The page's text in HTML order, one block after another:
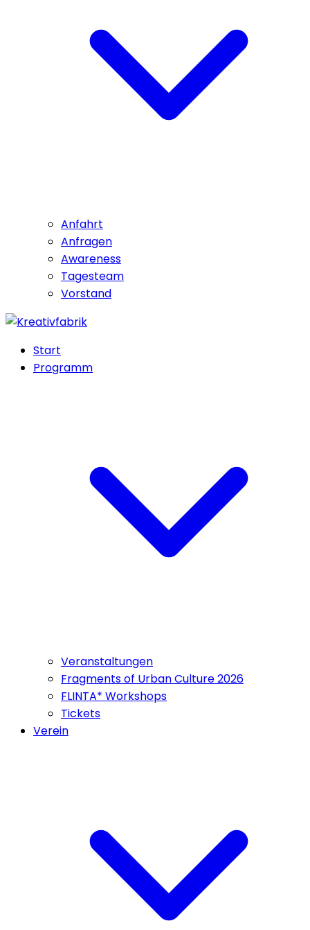
Anfahrt
Anfragen
Awareness
Tagesteam
Vorstand
Start
Programm
Veranstaltungen
Fragments of Urban Culture 2026
FLINTA* Workshops
Tickets
Verein